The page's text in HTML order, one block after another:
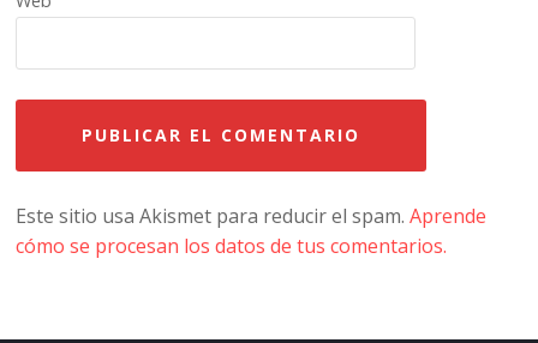
Este sitio usa Akismet para reducir el spam.Aprende
cómo se procesan los datos de tus comentarios.